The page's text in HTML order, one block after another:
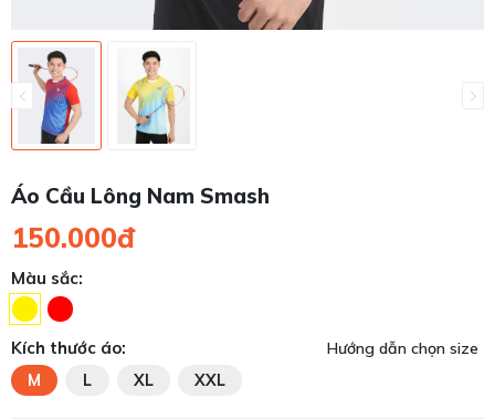
Áo Cầu Lông Nam Smash
150.000đ
Màu sắc:
Kích thước áo: Hướng dẫn chọn size
M L XL XXL